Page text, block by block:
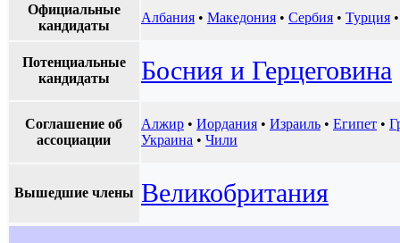
Официальные
кандидаты
Албания • Македония • Сербия • Турция
Потенциальные
кандидаты
Босния и Герцеговина
Соглашение об
ассоциации
Алжир • Иордания • Израиль • Египет •
Украина • Чили
Вышедшие члены Великобритания